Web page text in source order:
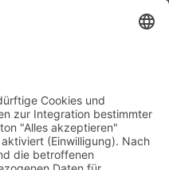
u. Selbsthilfe